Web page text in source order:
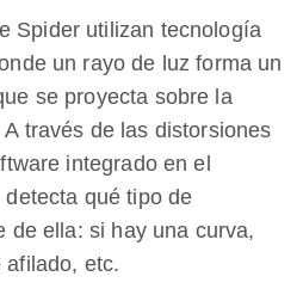
Spider utilizan tecnología
un rayo de luz forma un
se proyecta sobre la
través de las distorsiones
integrado en el
qué tipo de
de ella: si hay una curva,
afilado, etc.